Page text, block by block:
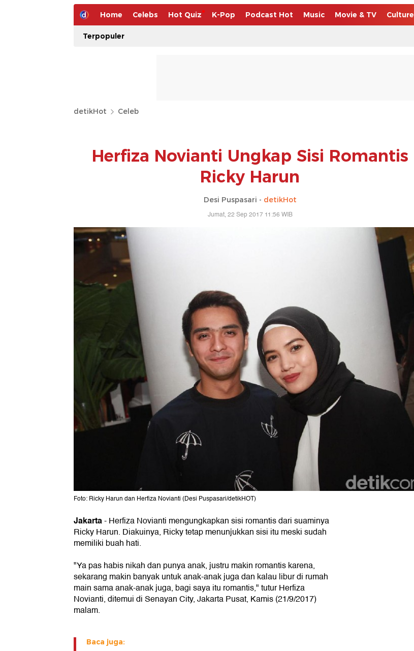
Home Celebs Hot Quiz K-Pop Podcast Hot Music Movie & TV Culture
Terpopuler
detikHot Celeb
Herfiza Novianti Ungkap Sisi Romantis
Ricky Harun
Desi Puspasari - detikHot
Jumat, 22 Sep 2017 11:56 WIB
Foto: Ricky Harun dan Herfiza Novianti (Desi Puspasari/detikHOT)
Jakarta- Herfiza Novianti mengungkapkan sisi romantis dari suaminya
Ricky Harun. Diakuinya, Ricky tetap menunjukkan sisi itu meski sudah
memiliki buah hati.
"Ya pas habis nikah dan punya anak, justru makin romantis karena,
sekarang makin banyak untuk anak-anak juga dan kalau libur di rumah
main sama anak-anak juga, bagi saya itu romantis," tutur Herfiza
Novianti, ditemui di Senayan City, Jakarta Pusat, Kamis (21/9/2017)
malam.
Baca juga: